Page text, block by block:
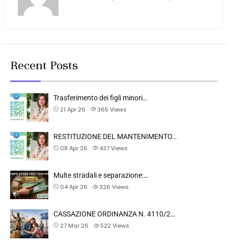
Recent Posts
Trasferimento dei figli minori…
21 Apr 26
365 Views
RESTITUZIONE DEL MANTENIMENTO…
08 Apr 26
437Views
Multe stradali e separazione:…
04 Apr 26
326 Views
CASSAZIONE ORDINANZA N. 4110/2…
27 Mar 26
522 Views